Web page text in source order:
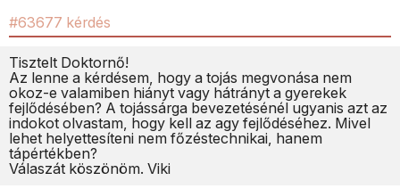
#63677 kérdés
Tisztelt Doktornő!
Az lenne a kérdésem, hogy a tojás megvonása nem
okoz-e valamiben hiányt vagy hátrányt a gyerekek
fejlődésében? A tojássárga bevezetésénél ugyanis azt az
indokot olvastam, hogy kell az agy fejlődéséhez. Mivel
lehet helyettesíteni nem főzéstechnikai, hanem
tápértékben?
Válaszát köszönöm. Viki